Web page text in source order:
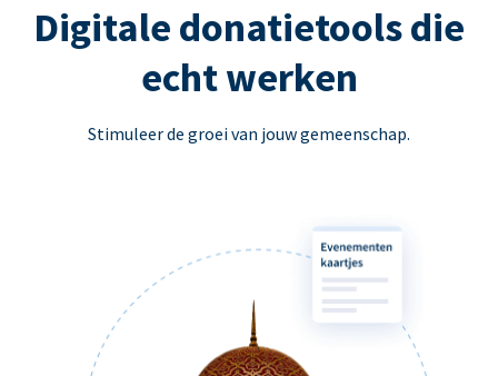
Digitale donatietools die
echt werken
Stimuleer de groei van jouw gemeenschap.